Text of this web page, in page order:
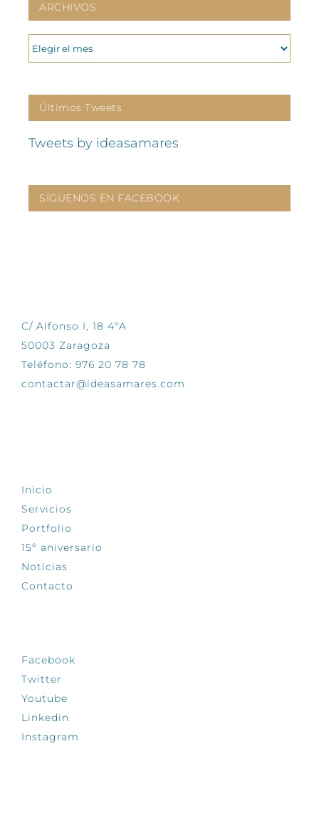
ARCHIVOS
ARCHIVOS
Últimos Tweets
Tweets by ideasamares
SÍGUENOS EN FACEBOOK
C/ Alfonso I, 18 4ºA
50003 Zaragoza
Teléfono: 976 20 78 78
contactar@ideasamares.com
Inicio
Servicios
Portfolio
15º aniversario
Noticias
Contacto
Facebook
Twitter
Youtube
Linkedin
Instagram